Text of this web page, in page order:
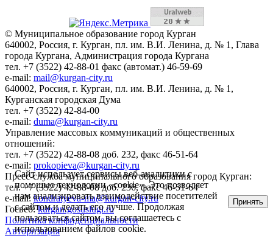
© Муниципальное образование город Курган
640002, Россия, г. Курган, пл. им. В.И. Ленина, д. № 1, Глава
города Кургана, Администрация города Кургана
тел. +7 (3522) 42-88-01 факс (автомат.) 46-59-69
e-mail: mail@kurgan-city.ru
640002, Россия, г. Курган, пл. им. В.И. Ленина, д. № 1,
Курганская городская Дума
тел. +7 (3522) 42-84-00
e-mail: duma@kurgan-city.ru
Управление массовых коммуникаций и общественных
отношений:
тел. +7 (3522) 42-88-08 доб. 232, факс 46-51-64
e-mail: prokopieva@kurgan-city.ru
Пресс-служба муниципального образования город Курган:
тел. +7 (3522) 42-88-08 доб. 236, факс 46-51-64
e-mail:kondratyeva-ma@kurgan-city.ru
Госвеб:kurgan.gosuslugi.ru
Политика конфиденциальности
Авторизация
Сайт использует сервисы веб-аналитики с
помощью технологии «cookie». Это позволяет
нам анализировать взаимодействие посетителей
с сайтом и делать его лучше. Продолжая
пользоваться сайтом, вы соглашаетесь с
использованием файлов cookie.
Принять